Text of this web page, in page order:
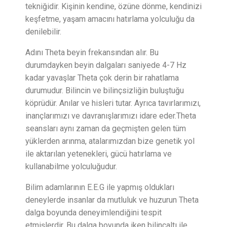
tekniğidir. Kişinin kendine, özüne dönme, kendinizi
keşfetme, yaşam amacını hatırlama yolculuğu da
denilebilir.
Adını Theta beyin frekansından alır. Bu
durumdayken beyin dalgaları saniyede 4-7 Hz
kadar yavaşlar Theta çok derin bir rahatlama
durumudur. Bilincin ve bilinçsizliğin buluştuğu
köprüdür. Anılar ve hisleri tutar. Ayrıca tavırlarımızı,
inançlarımızı ve davranışlarımızı idare eder.Theta
seansları aynı zaman da geçmişten gelen tüm
yüklerden arınma, atalarımızdan bize genetik yol
ile aktarılan yetenekleri, gücü hatırlama ve
kullanabilme yolculuğudur.
Bilim adamlarının E.E.G ile yapmış oldukları
deneylerde insanlar da mutluluk ve huzurun Theta
dalga boyunda deneyimlendiğini tespit